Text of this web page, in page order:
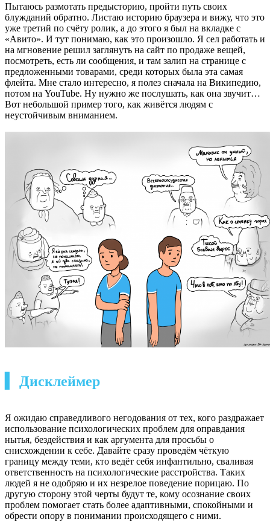
Пытаюсь размотать предысторию, пройти путь своих
блужданий обратно. Листаю историю браузера и вижу, что это
уже третий по счёту ролик, а до этого я был на вкладке с
«Авито». И тут понимаю, как это произошло. Я сел работать и
на мгновение решил заглянуть на сайт по продаже вещей,
посмотреть, есть ли сообщения, и там залип на странице с
предложенными товарами, среди которых была эта самая
флейта. Мне стало интересно, я полез сначала на Википедию,
потом на YouTube. Ну нужно же послушать, как она звучит…
Вот небольшой пример того, как живётся людям с
неустойчивым вниманием.
▍ Дисклеймер
Я ожидаю справедливого негодования от тех, кого раздражает
использование психологических проблем для оправдания
нытья, бездействия и как аргумента для просьбы о
снисхождении к себе. Давайте сразу проведём чёткую
границу между теми, кто ведёт себя инфантильно, сваливая
ответственность на психологические расстройства. Таких
людей я не одобряю и их незрелое поведение порицаю. По
другую сторону этой черты будут те, кому осознание своих
проблем помогает стать более адаптивными, спокойными и
обрести опору в понимании происходящего с ними.